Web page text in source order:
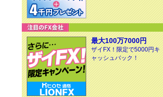
最大100万7000円
ザイFX！限定で5000円キ
ャッシュバック！